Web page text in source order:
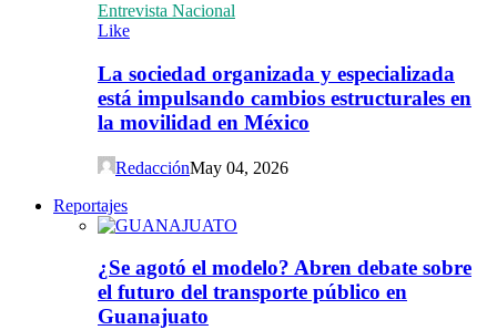
Entrevista Nacional
Like
La sociedad organizada y especializada
está impulsando cambios estructurales en
la movilidad en México
RedacciónMay 04, 2026
Reportajes
¿Se agotó el modelo? Abren debate sobre
el futuro del transporte público en
Guanajuato